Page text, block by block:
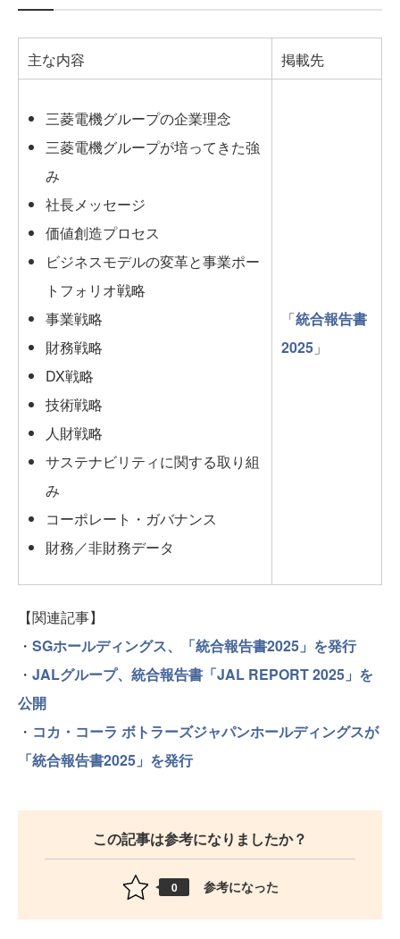
主な内容 掲載先
三菱電機グループの企業理念
三菱電機グループが培ってきた強
み
社長メッセージ
価値創造プロセス
ビジネスモデルの変革と事業ポー
トフォリオ戦略
事業戦略
財務戦略
DX戦略
技術戦略
人財戦略
サステナビリティに関する取り組
み
コーポレート・ガバナンス
財務／非財務データ
「統合報告書
2025 」
【関連記事】
・ SGホールディングス、「統合報告書2025」を発行
・ JALグループ、統合報告書「JAL REPORT 2025」を
公開
・ コカ・コーラ ボトラーズジャパンホールディングスが
「統合報告書2025」を発行
この記事は参考になりましたか？
0 参考になった